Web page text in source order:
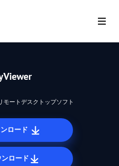
モートデスクトップソフト
ロード
ロード